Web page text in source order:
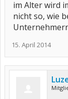
im Alter wird
nicht so, wie
15. April 2014